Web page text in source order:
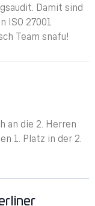
Damit sind
27001
Team snafu!
an die 2. Herren
1. Platz in der 2.